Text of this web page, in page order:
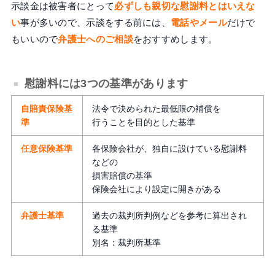
示談金は被害者にとって必ずしも親切な慰謝料とはいえな
い事が多いので、示談をする前には、 電話やメールだけで
もいいので弁護士へのご相談をおすすめします。
慰謝料には3つの基準があります
自賠責保険基
準
法令で決められた最低限の補償を
行うことを目的とした基準
任意保険基準
各保険会社が、独自に設けている慰謝料
などの
損害賠償の基準
保険会社により設定に開きがある
弁護士基準
過去の裁判所判例などを参考に算出され
る基準
別名：裁判所基準